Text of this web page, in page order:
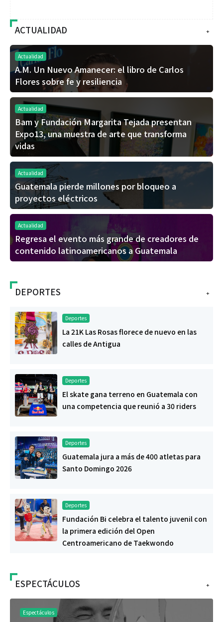
+
ACTUALIDAD
Actualidad
A.M. Un Nuevo Amanecer: el libro de Carlos
Flores sobre fe y resiliencia
Actualidad
Bam y Fundación Margarita Tejada presentan
Expo13, una muestra de arte que transforma
vidas
Actualidad
Guatemala pierde millones por bloqueo a
proyectos eléctricos
Actualidad
Regresa el evento más grande de creadores de
contenido latinoamericanos a Guatemala
+
DEPORTES
Deportes
La 21K Las Rosas florece de nuevo en las
calles de Antigua
Deportes
El skate gana terreno en Guatemala con
una competencia que reunió a 30 riders
Deportes
Guatemala jura a más de 400 atletas para
Santo Domingo 2026
Deportes
Fundación Bi celebra el talento juvenil con
la primera edición del Open
Centroamericano de Taekwondo
+
ESPECTÁCULOS
Espectáculos